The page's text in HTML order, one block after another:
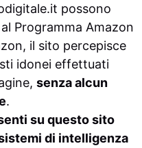
possono
Programma Amazon
il sito percepisce
idonei effettuati
senza alcun
.
su questo sito
di intelligenza